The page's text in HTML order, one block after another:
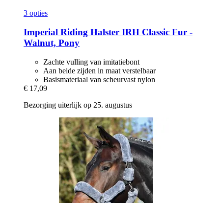
3 opties
Imperial Riding Halster IRH Classic Fur -​
Walnut, Pony
Zachte vulling van imitatiebont
Aan beide zijden in maat verstelbaar
Basismateriaal van scheurvast nylon
€ 17,09
Bezorging uiterlijk op 25. augustus